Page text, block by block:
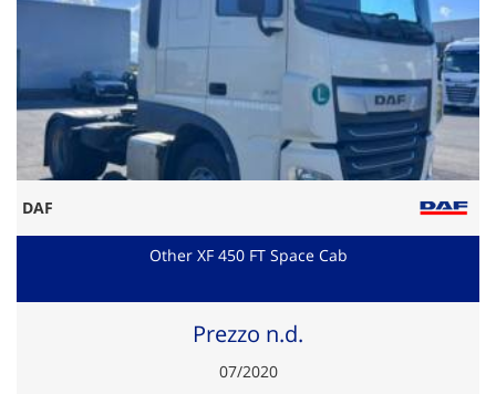
DAF
Other XF 450 FT Space Cab
Prezzo n.d.
07/2020